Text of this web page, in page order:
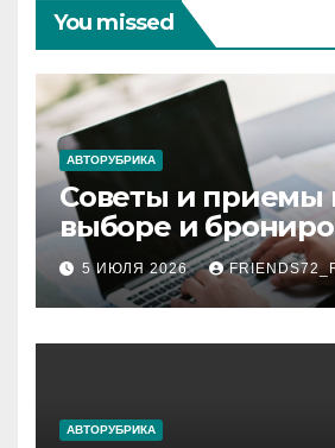
You missed
АВТОРУБРИКА
Советы и приемы
выборе и
авиабилетов
5 ИЮЛЯ 2026
АВТОРУБРИКА